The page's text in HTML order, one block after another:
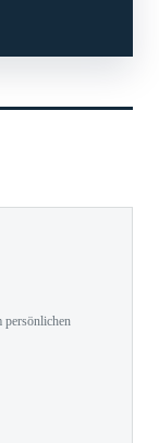
persönlichen